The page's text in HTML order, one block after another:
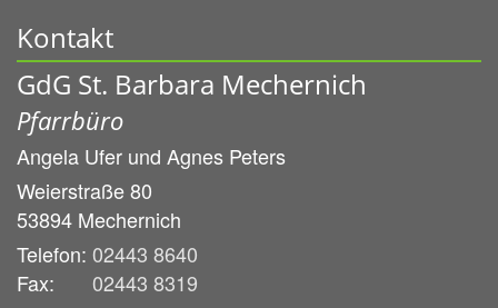
Kontakt
GdG St. Barbara Mechernich
Pfarrbüro
Angela Ufer und Agnes Peters
Weierstraße 80
53894 Mechernich
Telefon: 02443 8640
Fax:
02443 8319